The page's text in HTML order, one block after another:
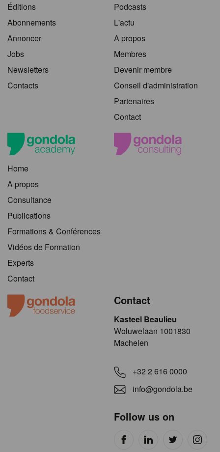
Éditions
Abonnements
Annoncer
Jobs
Newsletters
Contacts
Podcasts
L'actu
A propos
Membres
Devenir membre
Conseil d'administration
Partenaires
Contact
Home
A propos
Consultance
Publications
Formations & Conférences
Vidéos de Formation
Experts
Contact
Contact
Kasteel Beaulieu
​​​Woluwelaan 1001830
Machelen
+32 2 616 0000
info@gondola.be
Follow us on